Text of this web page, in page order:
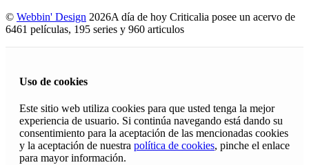
© Webbin' Design 2026A día de hoy Criticalia posee un acervo de
6461 películas, 195 series y 960 articulos
Uso de cookies
Este sitio web utiliza cookies para que usted tenga la mejor
experiencia de usuario. Si continúa navegando está dando su
consentimiento para la aceptación de las mencionadas cookies
y la aceptación de nuestra política de cookies, pinche el enlace
para mayor información.